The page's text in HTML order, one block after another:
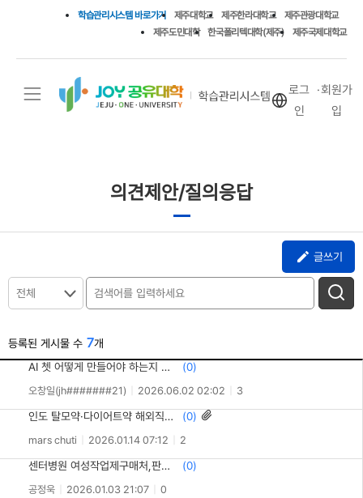
학습관리시스템 바로가기 제주대학교 제주한라대학교
제주관광대학교
제주도민대학
한국폴리텍대학(제주) 제주국제대학교
로그
인
회원가
입
의견제안/질의응답
글쓰기
전체
등록된 게시물 수 7개
AI 쳇 어떻게 만들어야 하는지 알려주세요
(0)
오창일(jh#######21) 2026.06.02 02:02 3
인도 탈모약·다이어트약 해외직구, 정품 의약품 구매 플랫폼 – 바라트몰 (0) 
mars chuti 2026.01.14 07:12 2
센터병원 여성작업제구매처,판매【v1231.com】 [정품]여성흥분제구입 1+1 SALE (0)
공정욱 2026.01.03 21:07 0